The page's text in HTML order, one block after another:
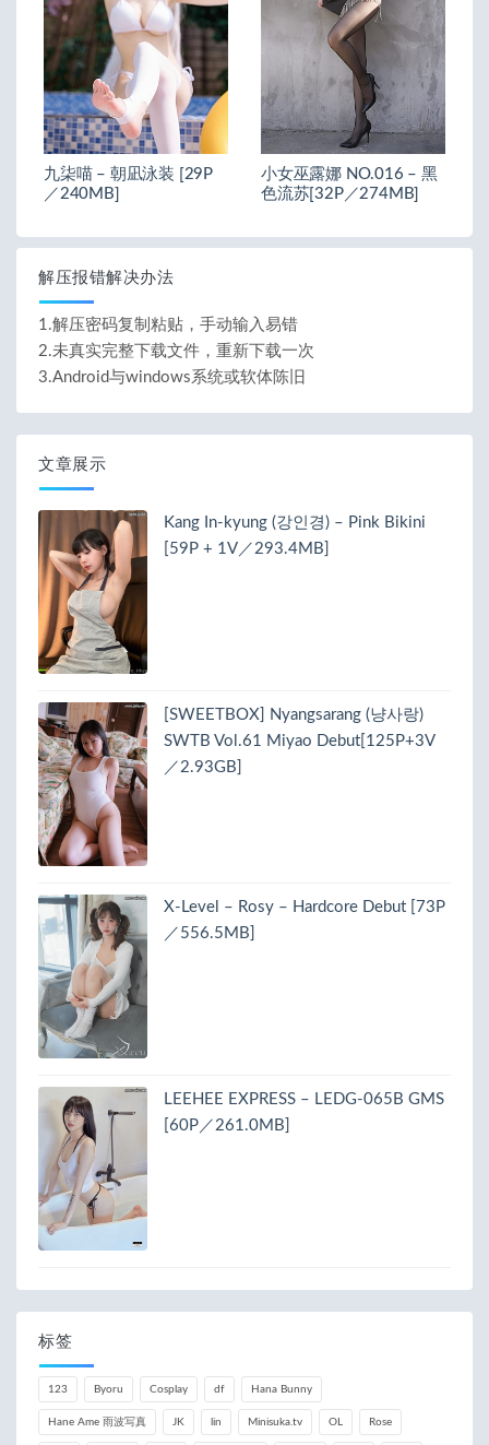
九柒喵 – 朝凪泳装 [29P
／240MB]
小女巫露娜 NO.016 – 黑
色流苏[32P／274MB]
解压报错解决办法
1.解压密码复制粘贴，手动输入易错
2.未真实完整下载文件，重新下载一次
3.Android与windows系统或软体陈旧
文章展示
Kang In-kyung (강인경) – Pink Bikini
[59P + 1V／293.4MB]
[SWEETBOX] Nyangsarang (냥사랑)
SWTB Vol.61 Miyao Debut[125P+3V
／2.93GB]
X-Level – Rosy – Hardcore Debut [73P
／556.5MB]
LEEHEE EXPRESS – LEDG-065B GMS
[60P／261.0MB]
标签
123 Byoru Cosplay df Hana Bunny
Hane Ame 雨波写真 JK lin Minisuka.tv OL Rose